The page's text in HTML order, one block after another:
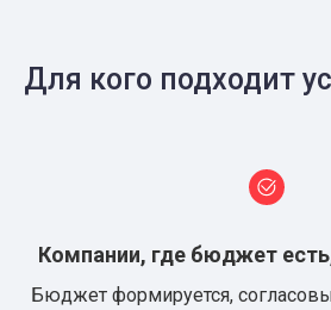
Для кого подходит
Компании, где бюджет
Бюджет формируется,